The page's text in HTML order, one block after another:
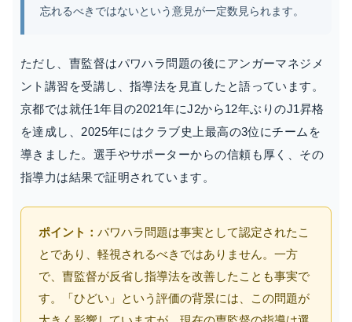
忘れるべきではないという意見が一定数見られます。
ただし、曺監督はパワハラ問題の後にアンガーマネジメ
ント講習を受講し、指導法を見直したと語っています。
京都では就任1年目の2021年にJ2から12年ぶりのJ1昇格
を達成し、2025年にはクラブ史上最高の3位にチームを
導きました。選手やサポーターからの信頼も厚く、その
指導力は結果で証明されています。
ポイント： パワハラ問題は事実として認定されたこ
とであり、軽視されるべきではありません。一方
で、曺監督が反省し指導法を改善したことも事実で
す。「ひどい」という評価の背景には、この問題が